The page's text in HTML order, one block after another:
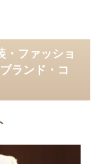
・ファッショ
ランド・コ